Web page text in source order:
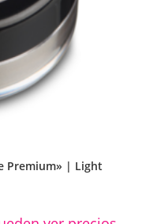
Premium» | Light